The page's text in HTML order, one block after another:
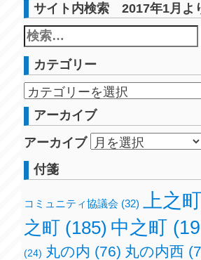
サイト内検索 2017年1月よ
カテゴリー
アーカイブ
アーカイブ
付箋
コミュニティ協議会 (32) 上之町
之町(185) 中之町
(24) 丸の内 (76) 丸の内西